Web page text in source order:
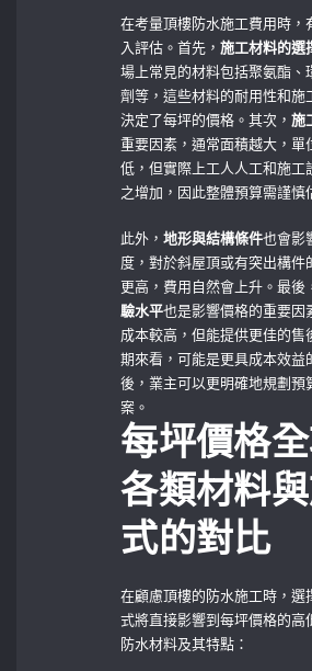
在考量頂樓防水施工費用時，
入評估。首先，施工材料的選
場上常見的材料包括聚氨酯、
劑等，這些材料的耐用性和施
決定了每坪的價格。其次，施
重要因素，通常面積越大，單
低，但實際上工人人工和施工
之增加，因此整體預算需謹慎
此外，地形與結構條件也會影
度，對於斜屋頂或有突出構
更高，費用自然會上升。最後
驗水平也是影響價格的重要因
成本較高，但能提供更佳的
期來看，可能是更具成本效益
後，業主可以更明確地規劃預
案。
每坪價格全
各類材料
式的對比
在顧慮頂樓的防水施工時，選
式將直接影響到每坪價格的高
防水材料及其特點：